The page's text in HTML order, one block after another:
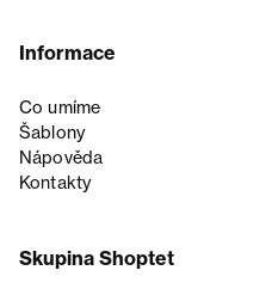
Informace
Co umíme
Šablony
Nápověda
Kontakty
Skupina Shoptet